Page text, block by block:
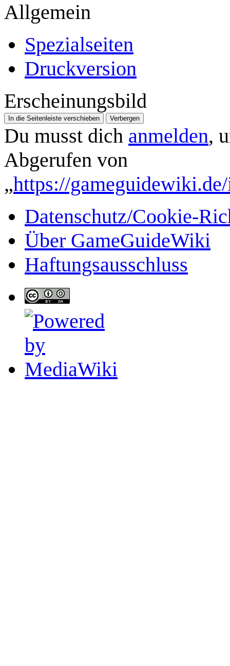
Allgemein
Spezialseiten
Druckversion
Erscheinungsbild
In die Seitenleiste verschieben Verbergen
Du musst dich anmelden,
Abgerufen von
„https://
Datenschutz/Cookie-
Über GameGuideWiki
Haftungsausschluss